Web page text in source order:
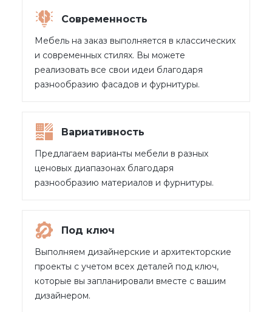
Современность
Мебель на заказ выполняется в классических
и современных стилях. Вы можете
реализовать все свои идеи благодаря
разнообразию фасадов и фурнитуры.
Вариативность
Предлагаем варианты мебели в разных
ценовых диапазонах благодаря
разнообразию материалов и фурнитуры.
Под ключ
Выполняем дизайнерские и архитекторские
проекты с учетом всех деталей под ключ,
которые вы запланировали вместе с вашим
дизайнером.